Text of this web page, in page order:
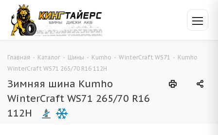
Главная - Каталог - Шины - Kumho - WinterCraft WS71 - Kumho
WinterCraft WS71 265/70 R16 112H
Зимняя шина Kumho
WinterCraft WS71 265/70 R16
112H